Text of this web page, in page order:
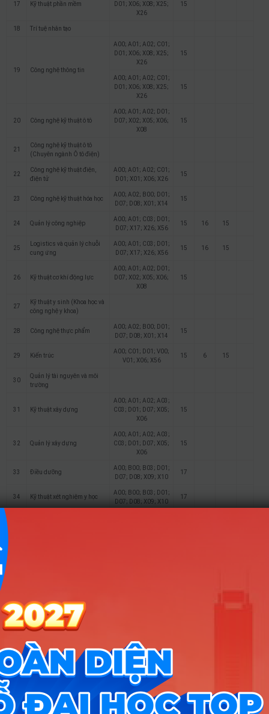
17 Kỹ thuật phần mềm
D01; X06; X08; X25;
X26
15
18 Trí tuệ nhân tạo
19 Công nghệ thông tin
A00; A01; A02; C01;
D01; X06; X08; X25;
X26
15
A00; A01; A02; C01;
D01; X06; X08; X25;
X26
15
20 Công nghệ kỹ thuật ô tô
A00; A01; A02; D01;
D07; X02; X05; X06;
X08
15
21
Công nghệ kỹ thuật ô tô
(Chuyên ngành Ô tô điện)
22
Công nghệ kỹ thuật điện,
điện tử
A00; A01; A02; C01;
D01; X01; X06; X26
15
23 Công nghệ kỹ thuật hóa học
A00; A02; B00; D01;
D07; D08; X01; X14
15
24 Quản lý công nghiệp
A00; A01; C03; D01;
D07; X17; X26; X56
15 16 15
25
Logistics và quản lý chuỗi
cung ứng
A00; A01; C03; D01;
D07; X17; X26; X56
15 16 15
26 Kỹ thuật cơ khí động lực
A00; A01; A02; D01;
D07; X02; X05; X06;
X08
15
27
Kỹ thuật y sinh (Khoa học và
công nghệ y khoa)
28 Công nghệ thực phẩm
A00; A02; B00; D01;
D07; D08; X01; X14
15
29 Kiến trúc
A00; C01; D01; V00;
V01; X06; X56
15 6 15
30
Quản lý tài nguyên và môi
trường
31 Kỹ thuật xây dựng
A00; A01; A02; A03;
C03; D01; D07; X05;
X06
15
32 Quản lý xây dựng
A00; A01; A02; A03;
C03; D01; D07; X05;
X06
15
33 Điều dưỡng
A00; B00; B03; D01;
D07; D08; X09; X10
17
34 Kỹ thuật xét nghiệm y học
A00; B00; B03; D01;
D07; D08; X09; X10
17
38 Quản trị khách sạn
uống
D01; D14; D15; X25;
Y07
40 Quản lý đất đai
A00; A02; B00; C03;
C04; C08; D01; X05;
X78
41
Kỹ thuật xây dựng công
trình giao thông